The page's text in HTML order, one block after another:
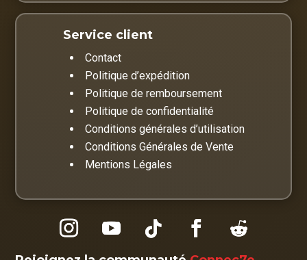
Service client
Contact
Politique d’expédition
Politique de remboursement
Politique de confidentialité
Conditions générales d’utilisation
Conditions Générales de Vente
Mentions Légales